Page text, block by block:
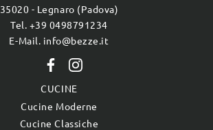
35020 - Legnaro (Padova)
Tel. +39 0498791234
E-Mail. info@bezze.it
CUCINE
Cucine Moderne
Cucine Classiche